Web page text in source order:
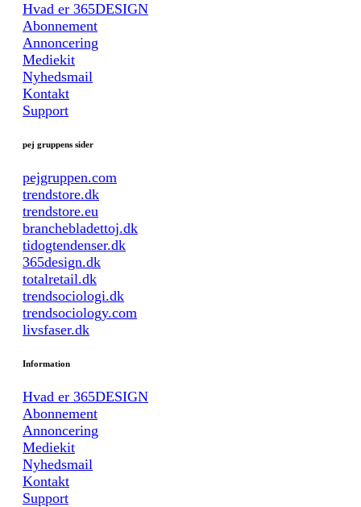
Hvad er 365DESIGN
Abonnement
Annoncering
Mediekit
Nyhedsmail
Kontakt
Support
pej gruppens sider
pejgruppen.com
trendstore.dk
trendstore.eu
branchebladettoj.dk
tidogtendenser.dk
365design.dk
totalretail.dk
trendsociologi.dk
trendsociology.com
livsfaser.dk
Information
Hvad er 365DESIGN
Abonnement
Annoncering
Mediekit
Nyhedsmail
Kontakt
Support